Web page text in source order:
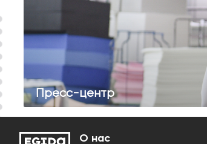
Пресс-центр
О нас